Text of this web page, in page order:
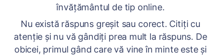
învățământul de tip online.
Nu există răspuns greșit sau corect. Citiți cu
atenție și nu vă gândiți prea mult la răspuns. De
obicei, primul gând care vă vine în minte este și